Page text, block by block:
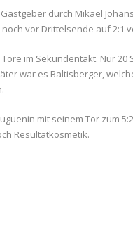
durch Mikael
vor Drittelsende auf 2:1
im Sekundentakt. Nur
war es Baltisberger,
mit seinem Tor zum
Resultatkosmetik.